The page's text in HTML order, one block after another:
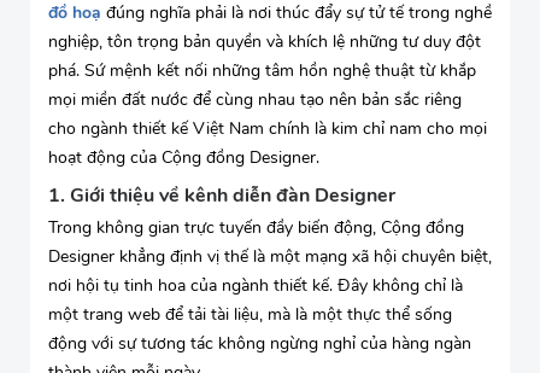
đồ hoạ đúng nghĩa phải là nơi thúc đẩy sự tử tế trong nghề
nghiệp, tôn trọng bản quyền và khích lệ những tư duy đột
phá. Sứ mệnh kết nối những tâm hồn nghệ thuật từ khắp
mọi miền đất nước để cùng nhau tạo nên bản sắc riêng
cho ngành thiết kế Việt Nam chính là kim chỉ nam cho mọi
hoạt động của Cộng đồng Designer.
1. Giới thiệu về kênh diễn đàn Designer
Trong không gian trực tuyến đầy biến động, Cộng đồng
Designer khẳng định vị thế là một mạng xã hội chuyên biệt,
nơi hội tụ tinh hoa của ngành thiết kế. Đây không chỉ là
một trang web để tải tài liệu, mà là một thực thể sống
động với sự tương tác không ngừng nghỉ của hàng ngàn